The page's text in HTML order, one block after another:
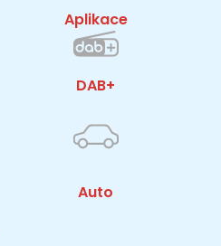
Aplikace
DAB+
Auto